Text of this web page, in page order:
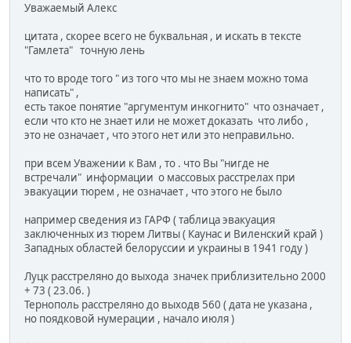
Уважаемый Алекс
цитата , скорее всего не буквальная , и искать в тексте
"Гамлета" точную лень
что то вроде того " из того что мы не знаем можно тома
написать" ,
есть такое понятие "аргументум инкогнито" что означает ,
если что кто не знает или не может доказать что либо ,
это не означает , что этого нет или это неправильно.
при всем Уважении к Вам , то . что Вы "нигде не
встречали" информации о массовых расстрелах при
эвакуации тюрем , не означает , что этого не было
например сведения из ГАРФ ( таблица эвакуация
заключенных из тюрем Литвы ( Каунас и Виленский край )
Западных областей белоруссии и украины в 1941 году )
Луцк расстреляно до выхода значек приблизительно 2000
+ 73 ( 23.06. )
Тернополь расстреляно до выходв 560 ( дата не указана ,
но поядковой нумерации , начало июля )